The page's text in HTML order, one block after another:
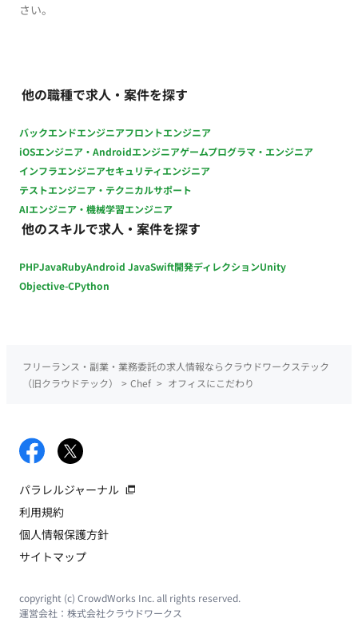
さい。
他の職種で求人・案件を探す
バックエンドエンジニアフロントエンジニア
iOSエンジニア・Androidエンジニアゲームプログラマ・エンジニア
インフラエンジニアセキュリティエンジニア
テストエンジニア・テクニカルサポート
AIエンジニア・機械学習エンジニア
他のスキルで求人・案件を探す
PHPJavaRubyAndroid JavaSwift開発ディレクションUnity
Objective-CPython
フリーランス・副業・業務委託の求人情報ならクラウドワークステック
（旧クラウドテック）
> Chef > オフィスにこだわり
パラレルジャーナル
利用規約
個人情報保護方針
サイトマップ
copyright (c) CrowdWorks Inc. all rights reserved.
運営会社： 株式会社クラウドワークス